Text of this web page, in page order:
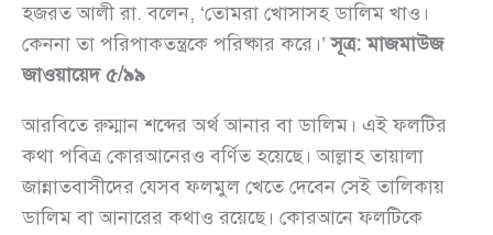
হজরত আলী রা. বলেন, ‘তোমরা খোসাসহ ডালিম খাও।
কেননা তা পরিপাকতন্ত্রকে পরিষ্কার করে।’সূত্র: মাজমাউজ
জাওয়ায়েদ ৫/৯৯
আরবিতে রুম্মান শব্দের অর্থ আনার বা ডালিম। এই ফলটির
কথা পবিত্র কোরআনেরও বর্ণিত হয়েছে। আল্লাহ তায়ালা
জান্নাতবাসীদের যেসব ফলমুল খেতে দেবেন সেই তালিকায়
ডালিম বা আনারের কথাও রয়েছে। কোরআনে ফলটিকে